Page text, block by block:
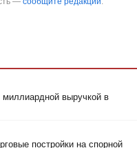
выручкой в
постройки на спорной